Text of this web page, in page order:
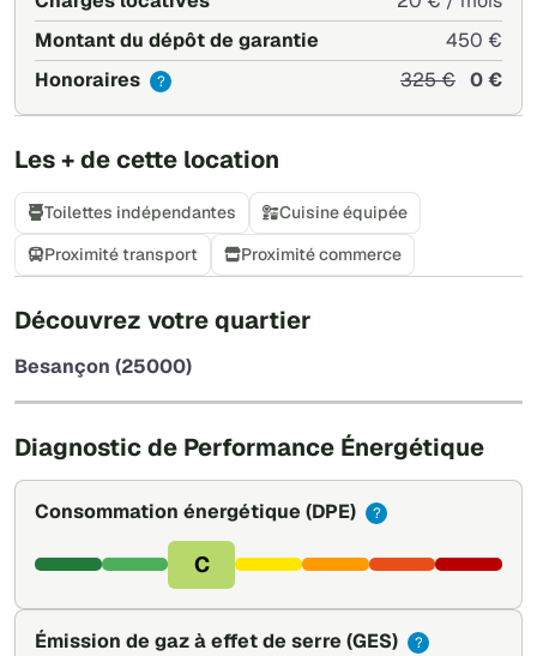
Montant du dépôt de garantie
450 €
Honoraires
? 325 € 0 €
Les + de cette location
Toilettes indépendantes
Cuisine équipée
Proximité transport
Proximité commerce
Découvrez votre quartier
Besançon (25000)
Diagnostic de Performance Énergétique
Consommation énergétique (DPE) ?
C
Émission de gaz à effet de serre (GES) ?